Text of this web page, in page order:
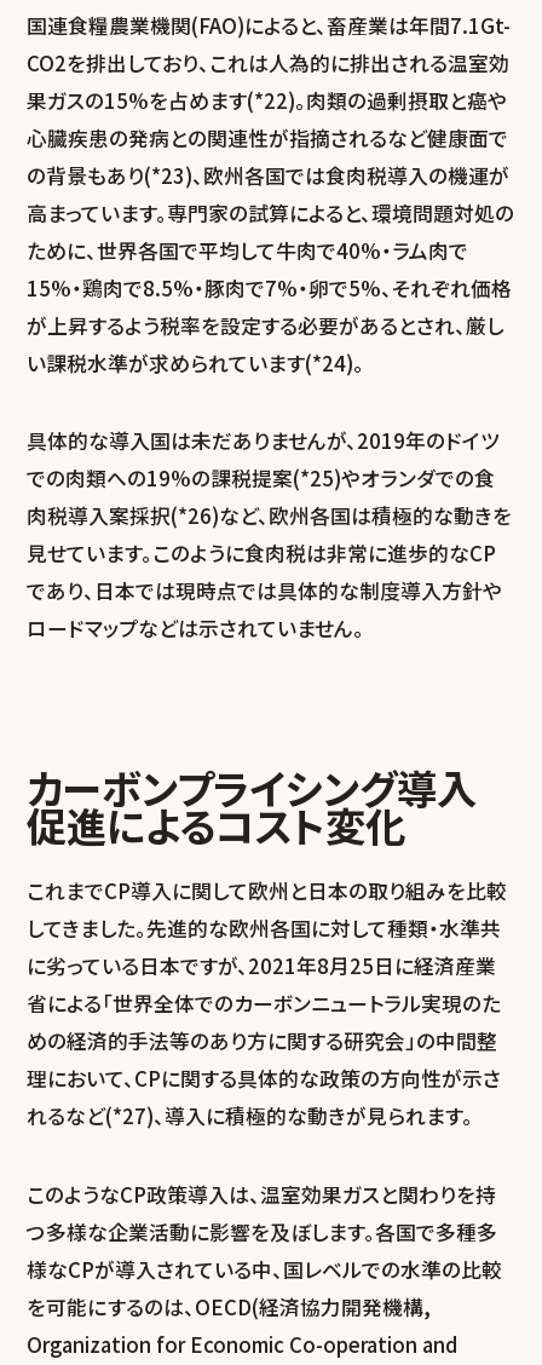
国連食糧農業機関(FAO)によると、畜産業は年間7.1Gt-
CO2を排出しており、これは人為的に排出される温室効
果ガスの15%を占めます(*22)。肉類の過剰摂取と癌や
心臓疾患の発病との関連性が指摘されるなど健康面で
の背景もあり(*23)、欧州各国では食肉税導入の機運が
高まっています。専門家の試算によると、環境問題対処の
ために、世界各国で平均して牛肉で40%・ラム肉で
15%・鶏肉で8.5%・豚肉で7%・卵で5%、それぞれ価格
が上昇するよう税率を設定する必要があるとされ、厳し
い課税水準が求められています(*24)。
具体的な導入国は未だありませんが、2019年のドイツ
での肉類への19%の課税提案(*25)やオランダでの食
肉税導入案採択(*26)など、欧州各国は積極的な動きを
見せています。このように食肉税は非常に進歩的なCP
であり、日本では現時点では具体的な制度導入方針や
ロードマップなどは示されていません。
カーボンプライシング導入
促進によるコスト変化
これまでCP導入に関して欧州と日本の取り組みを比較
してきました。先進的な欧州各国に対して種類・水準共
に劣っている日本ですが、2021年8月25日に経済産業
省による「世界全体でのカーボンニュートラル実現のた
めの経済的手法等のあり方に関する研究会」の中間整
理において、CPに関する具体的な政策の方向性が示さ
れるなど(*27)、導入に積極的な動きが見られます。
このようなCP政策導入は、温室効果ガスと関わりを持
つ多様な企業活動に影響を及ぼします。各国で多種多
様なCPが導入されている中、国レベルでの水準の比較
を可能にするのは、OECD(経済協力開発機構,
Organization for Economic Co-operation and